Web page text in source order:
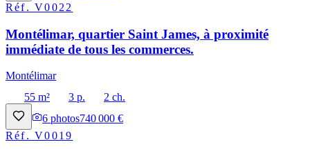
Réf.V0022
Montélimar, quartier Saint James, à proximité
immédiate de tous les commerces.
Montélimar
55 m²
3 p.
2 ch.
6 photos740 000 €
Réf.V0019